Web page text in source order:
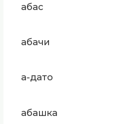
абас
абачи
а-дато
абашка